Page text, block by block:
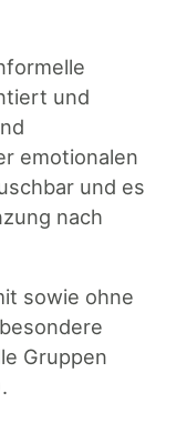
und
emotionalen
und es
nach
sowie ohne
Gruppen